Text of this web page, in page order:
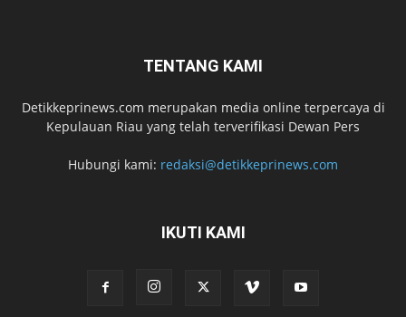
TENTANG KAMI
Detikkeprinews.com merupakan media online terpercaya di
Kepulauan Riau yang telah terverifikasi Dewan Pers
Hubungi kami: redaksi@detikkeprinews.com
IKUTI KAMI